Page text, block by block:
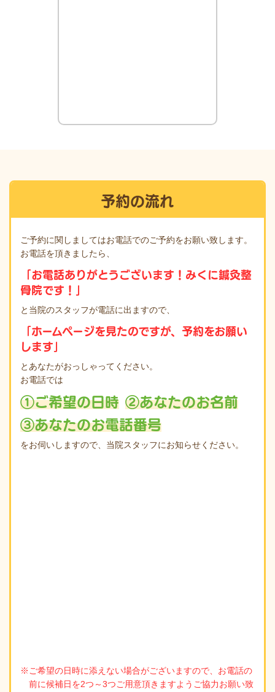
予約の流れ
ご予約に関しましてはお電話でのご予約をお願い致します。
お電話を頂きましたら、
「お電話ありがとうございます！みくに鍼灸整
骨院です！」
と当院のスタッフが電話に出ますので、
「ホームページを見たのですが、予約をお願い
します」
とあなたがおっしゃってください。
お電話では
①ご希望の日時 ②あなたのお名前
③あなたのお電話番号
をお伺いしますので、当院スタッフにお知らせください。
※ご希望の日時に添えない場合がございますので、お電話の
前に候補日を2つ～3つご用意頂きますようご協力お願い致